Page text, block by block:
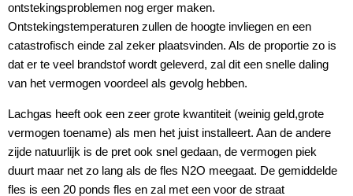
ontstekingsproblemen nog erger maken.
Ontstekingstemperaturen zullen de hoogte invliegen en een
catastrofisch einde zal zeker plaatsvinden. Als de proportie zo is
dat er te veel brandstof wordt geleverd, zal dit een snelle daling
van het vermogen voordeel als gevolg hebben.
Lachgas heeft ook een zeer grote kwantiteit (weinig geld,grote
vermogen toename) als men het juist installeert. Aan de andere
zijde natuurlijk is de pret ook snel gedaan, de vermogen piek
duurt maar net zo lang als de fles N2O meegaat. De gemiddelde
fles is een 20 ponds fles en zal met een voor de straat